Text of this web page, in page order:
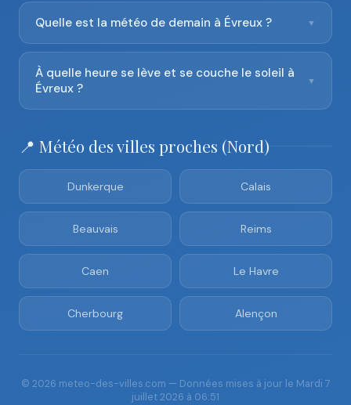
Quelle est la météo de demain à Évreux ? ▼
À quelle heure se lève et se couche le soleil à
Évreux ?
▼
📍 Météo des villes proches (Nord)
Dunkerque Calais
Beauvais Reims
Caen Le Havre
Cherbourg Alençon
© 2026 meteo-des-villes.com — Données mises à jour le Mardi 7
juillet 2026 à 06:51